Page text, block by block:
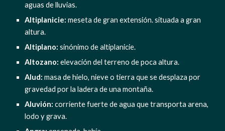
aguas de lluvias.
Altiplanicie: meseta de gran extensión. situada a gran
altura.
Altiplano: sinónimo de altiplanicie.
Altozano: elevación del terreno de poca altura.
Alud: masa de hielo, nieve o tierra que se desplaza por
gravedad por la ladera de una montaña.
Aluvión: corriente fuerte de agua que transporta arena,
lodo y grava.